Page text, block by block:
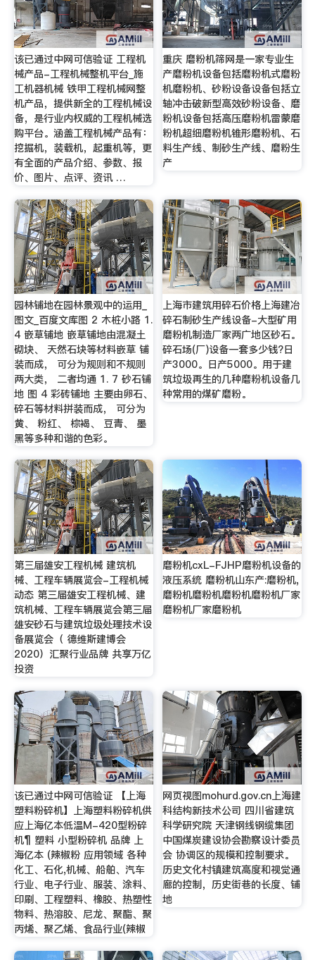
该已通过中网可信验证 工程机
械产品-工程机械整机平台_施
工机器机械 铁甲工程机械网整
机产品，提供新全的工程机械设
备，是行业内权威的工程机械选
购平台。涵盖工程机械产品有：
挖掘机，装载机，起重机等，更
有全面的产品介绍、参数、报
价、图片、点评、资讯 …
重庆 磨粉机筛网是一家专业生
产磨粉机设备包括磨粉机式磨粉
机磨粉机、砂粉设备设备包括立
轴冲击破新型高效砂粉设备、磨
粉机设备包括高压磨粉机雷蒙磨
粉机超细磨粉机锥形磨粉机、石
料生产线、制砂生产线、磨粉生
产
园林铺地在园林景观中的运用_
图文_百度文库图 2 木桩小路 1.
4 嵌草铺地 嵌草铺地由混凝土
砌块、 天然石块等材料嵌草 铺
装而成， 可分为规则和不规则
两大类， 二者均通 1. 7 砂石铺
地 图 4 彩砖铺地 主要由卵石、
碎石等材料拼装而成， 可分为
黄、 粉红、 棕褐、 豆青、 墨
黑等多种和谐的色彩。
上海市建筑用碎石价格上海建冶
碎石制砂生产线设备-大型矿用
磨粉机制造厂家两广地区砂石。
碎石场(厂)设备一套多少钱?日
产3000。日产5000。用于建
筑垃圾再生的几种磨粉机设备几
种常用的煤矿磨粉。
第三届雄安工程机械 建筑机
械、工程车辆展览会-工程机械
动态 第三届雄安工程机械、建
筑机械、工程车辆展览会第三届
雄安砂石与建筑垃圾处理技术设
备展览会（ 德维斯建博会
2020）汇聚行业品牌 共享万亿
投资
磨粉机cxL-FJHP磨粉机设备的
液压系统 磨粉机山东产:磨粉机,
磨粉机磨粉机磨粉机磨粉机厂家
磨粉机厂家磨粉机
该已通过中网可信验证 【上海
塑料粉碎机】上海塑料粉碎机供
应上海亿本低温M-420型粉碎
机¶ 塑料 小型粉碎机 品牌 上
海亿本 (辣椒粉 应用领域 各种
化工、石化,机械、船舶、汽车
行业、电子行业、服装、涂料、
印刷、工程塑料、橡胶、热塑性
物料、热溶胶、尼龙、聚酯、聚
丙烯、聚乙烯、食品行业(辣椒
网页视图mohurd.gov.cn上海建
科结构新技术公司 四川省建筑
科学研究院 天津钢线钢缆集团
中国煤炭建设协会勘察设计委员
会 协调区的规模和控制要求。
历史文化村镇建筑高度和视觉通
廊的控制，历史街巷的长度、铺
地